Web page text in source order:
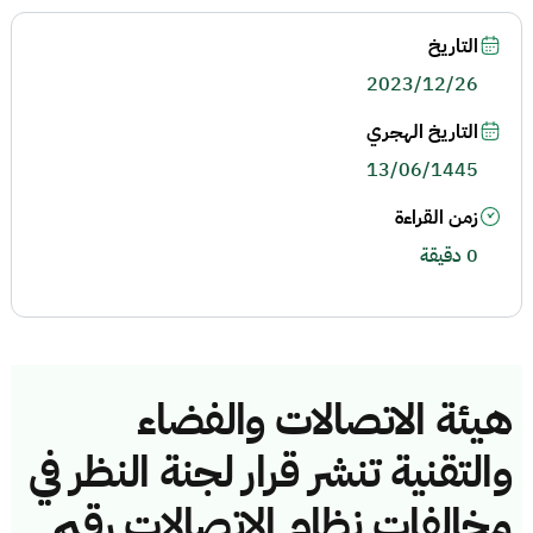
هيئة الاتصالات والفضاء
والتقنية تنشر قرار لجنة النظر في
التاريخ
2023/12/26
التاريخ الهجري
13/06/1445
زمن القراءة
0 دقيقة